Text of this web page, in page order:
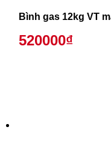
Bình gas 12kg VT
520000₫